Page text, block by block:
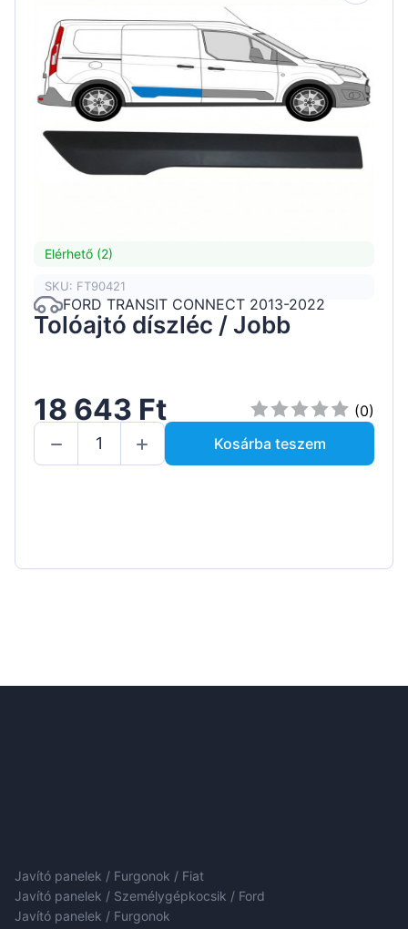
Elérhető (2)
SKU: FT90421
FORD TRANSIT CONNECT 2013-2022
Tolóajtó díszléc / Jobb
18 643 Ft
(0)
Kosárba teszem
Javító panelek / Furgonok / Fiat
Javító panelek / Személygépkocsik / Ford
Javító panelek / Furgonok